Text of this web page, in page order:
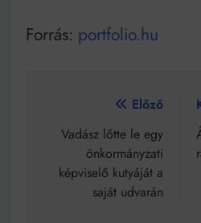
Forrás: portfolio.hu
Bejegyzés
navigáció
Előző
Vadász lőtte le egy
önkormányzati
képviselő kutyáját a
saját udvarán